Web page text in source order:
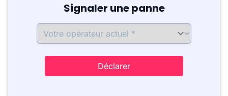
Signaler une panne
Déclarer